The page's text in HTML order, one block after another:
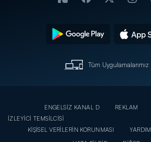
Tüm Uygulamalarımız
ENGELSİZ KANAL D REKLAM
İZLEYİCİ TEMSİLCİSİ
KİŞİSEL VERİLERİN KORUNMASI
YARDIM